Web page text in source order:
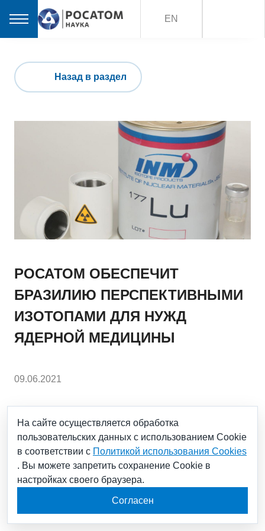
EN
Назад в раздел
РОСАТОМ ОБЕСПЕЧИТ
БРАЗИЛИЮ ПЕРСПЕКТИВНЫМИ
ИЗОТОПАМИ ДЛЯ НУЖД
ЯДЕРНОЙ МЕДИЦИНЫ
09.06.2021
(входит в группу компаний АО «Русатом Хэлскеа»),
официальный поставщик изотопной продукции
Госкорпорации «Росатом», заключило новый
пятилетний контракт с Институтом энергетических и
ядерных исследований Бразилии IPEN
(подразделение Национальной комиссии по ядерной
энергии CNEN) на поставки наиболее
перспективных в радиофармацевтике медицинских
изотопов — лютеция-177 (Lu-177) и актиния-225 (Ac-
225).
На сайте осуществляется обработка
пользовательских данных с использованием Cookie
в соответствии с Политикой использования Cookies
. Вы можете запретить сохранение Cookie в
настройках своего браузера.
Согласен